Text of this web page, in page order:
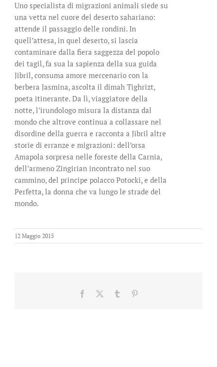
Uno specialista di migrazioni animali siede su
una vetta nel cuore del deserto sahariano:
attende il passaggio delle rondini. In
quell’attesa, in quel deserto, si lascia
contaminare dalla fiera saggezza del popolo
dei tagil, fa sua la sapienza della sua guida
Jibril, consuma amore mercenario con la
berbera Jasmina, ascolta il dimah Tighrizt,
poeta itinerante. Da lì, viaggiatore della
notte, l’irundologo misura la distanza dal
mondo che altrove continua a collassare nel
disordine della guerra e racconta a Jibril altre
storie di erranze e migrazioni: dell’orsa
Amapola sorpresa nelle foreste della Carnia,
dell’armeno Zingirian incontrato nel suo
cammino, del principe polacco Potocki, e della
Perfetta, la donna che va lungo le strade del
mondo.
12 Maggio 2015
Facebook Tumblr